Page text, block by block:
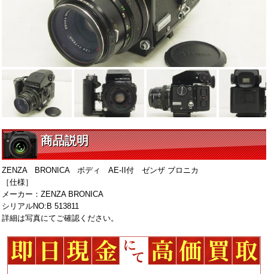
商品説明
ZENZA BRONICA ボディ AE-II付 ゼンザ ブロニカ
［仕様］
メーカー：ZENZA BRONICA
シリアルNO:B 513811
詳細は写真にてご確認ください。